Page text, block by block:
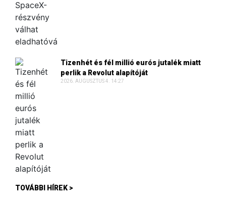
Tizenhét és fél millió eurós jutalék miatt
perlik a Revolut alapítóját
2026. AUGUSZTUS 4. 14:27
TOVÁBBI HÍREK >